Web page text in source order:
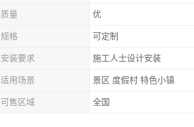
质量 优
规格 可定制
安装要求 施工人士设计安装
适用场景 景区 度假村 特色小镇
可售区域 全国